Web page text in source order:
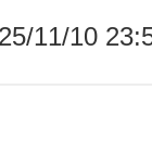
11/10